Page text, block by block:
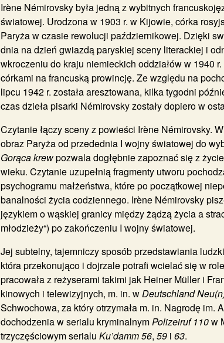
Irène Némirovsky była jedną z wybitnych
światowej. Urodzona w 1903 r. w Kijowie, córka
Paryża w czasie rewolucji październikowej. Dzięki
dnia na dzień gwiazdą paryskiej sceny literackiej i
wkroczeniu do kraju niemieckich oddziałów w 1940
córkami na francuską prowincję. Ze względu na
lipcu 1942 r. została aresztowana, kilka tygodni
czas dzieła pisarki Némirovsky zostały dopiero w
Czytanie łączy sceny z powieści Irène Némirovsky. W
obraz Paryża od przedednia I wojny światowej do
Gorąca krewpozwala dogłębnie zapoznać się z
wieku. Czytanie uzupełnią fragmenty utworu
psychogramu małżeństwa, które po początkowej
banalności życia codziennego. Irène Némirovsky
językiem o wąskiej granicy między żądzą życia a
młodzieży“) po zakończeniu I wojny światowej.
Jej subtelny, tajemniczy sposób przedstawiania
która przekonująco i dojrzale potrafi wcielać się w
pracowała z reżyserami takimi jak Heiner Müller i
kinowych i telewizyjnych, m. in. wDeutschland
Schwochowa, za który otrzymała m. in. Nagrodę im.
dochodzenia w serialu kryminalnymPolizeiruf 110w
trzyczęściowym serialu Ku’damm 56, 59 i 63.